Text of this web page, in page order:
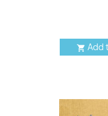
 Add